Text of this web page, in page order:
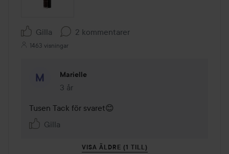
Gilla 2 kommentarer
1463 visningar
Marielle
3 år
Kommentaren lades 3 år
Tusen Tack för svaret😊
Gilla
VISA ÄLDRE (1 TILL)